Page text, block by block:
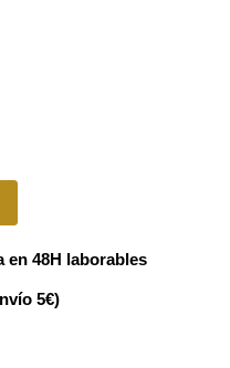
en 48H laborables
5€)